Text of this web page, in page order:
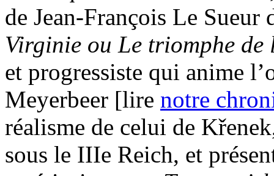
de Jean-François Le
Virginie ou Le triomphe
et progressiste qui anime
Meyerbeer [lire notre
réalisme de celui de
sous le IIIe Reich, et